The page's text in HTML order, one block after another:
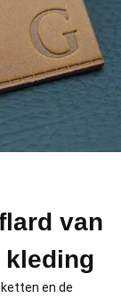
van
kleding
en de